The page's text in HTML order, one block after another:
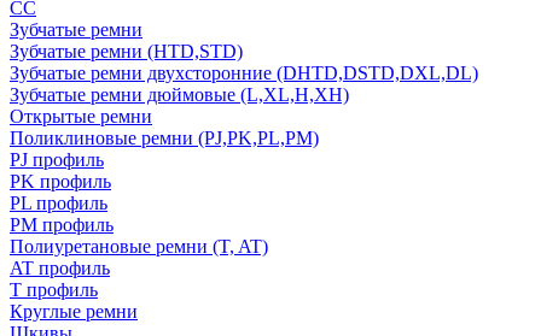
CC
Зубчатые ремни
Зубчатые ремни (HTD,STD)
Зубчатые ремни двухсторонние (DHTD,DSTD,DXL,DL)
Зубчатые ремни дюймовые (L,XL,H,XH)
Открытые ремни
Поликлиновые ремни (PJ,PK,PL,PM)
PJ профиль
PK профиль
PL профиль
PM профиль
Полиуретановые ремни (T, AT)
AT профиль
T профиль
Круглые ремни